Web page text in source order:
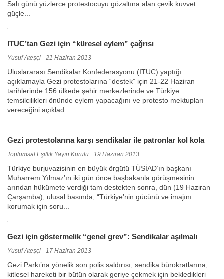
Salı günü yüzlerce protestocuyu gözaltına alan çevik kuvvet
güçle...
ITUC’tan Gezi için “küresel eylem” çağrısı
Yusuf Ateşçi 21 Haziran 2013
Uluslararası Sendikalar Konfederasyonu (ITUC) yaptığı
açıklamayla Gezi protestolarına “destek” için 21-22 Haziran
tarihlerinde 156 ülkede şehir merkezlerinde ve Türkiye
temsilcilikleri önünde eylem yapacağını ve protesto mektupları
vereceğini açıklad...
Gezi protestolarına karşı sendikalar ile patronlar kol kola
Toplumsal Eşitlik Yayın Kurulu 19 Haziran 2013
Türkiye burjuvazisinin en büyük örgütü TÜSİAD’ın başkanı
Muharrem Yılmaz’ın iki gün önce başbakanla görüşmesinin
arından hükümete verdiği tam destekten sonra, dün (19 Haziran
Çarşamba), ulusal basında, “Türkiye’nin gücünü ve imajını
korumak için soru...
Gezi için göstermelik “genel grev”: Sendikalar aşılmalı
Yusuf Ateşçi 17 Haziran 2013
Gezi Parkı’na yönelik son polis saldırısı, sendika bürokratlarına,
kitlesel hareketi bir bütün olarak geriye çekmek için bekledikleri